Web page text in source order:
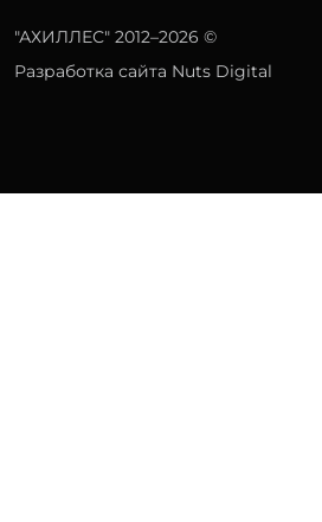
"АХИЛЛЕС" 2012–2026 ©
Разработка сайта Nuts Digital